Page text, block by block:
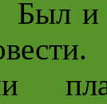
Был и